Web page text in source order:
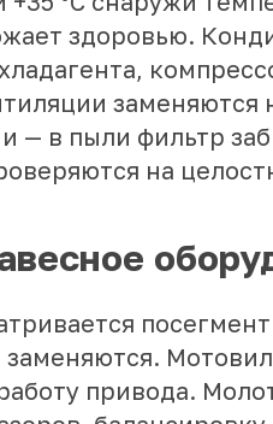
здоровью.
заменяются
— в пыли фильтр
на
привода.